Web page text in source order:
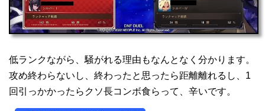
低ランクながら、騒がれる理由もなんとなく分かります。
攻め終わらないし、終わったと思ったら距離離れるし、1
回引っかかったらクソ長コンボ食らって、辛いです。